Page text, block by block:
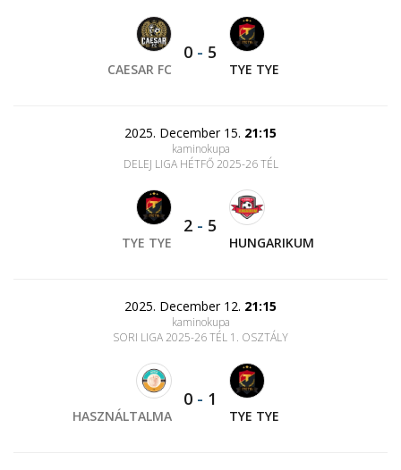
CAESAR FC
0 - 5
TYE TYE
2025. December 15. 21:15
kaminokupa
DELEJ LIGA HÉTFŐ 2025-26 TÉL
TYE TYE
2 - 5
HUNGARIKUM
2025. December 12. 21:15
kaminokupa
SORI LIGA 2025-26 TÉL 1. OSZTÁLY
HASZNÁLTALMA
0 - 1
TYE TYE